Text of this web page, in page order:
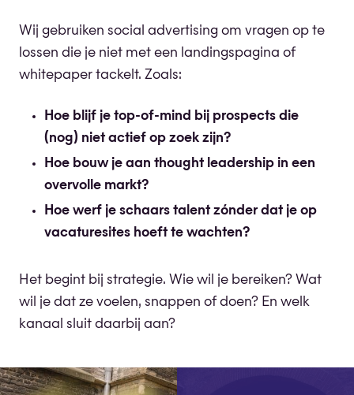
Wij gebruiken social advertising om vragen op te
lossen die je niet met een landingspagina of
whitepaper tackelt. Zoals:
Hoe blijf je top-of-mind bij prospects die
(nog) niet actief op zoek zijn?
Hoe bouw je aan thought leadership in een
overvolle markt?
Hoe werf je schaars talent zónder dat je op
vacaturesites hoeft te wachten?
Het begint bij strategie. Wie wil je bereiken? Wat
wil je dat ze voelen, snappen of doen? En welk
kanaal sluit daarbij aan?